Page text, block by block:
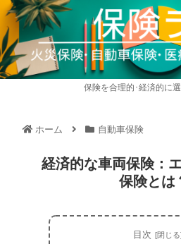
保険を合理的･経済的に
ホーム 自動車保険
経済的な車両保険：
保険とは
目次